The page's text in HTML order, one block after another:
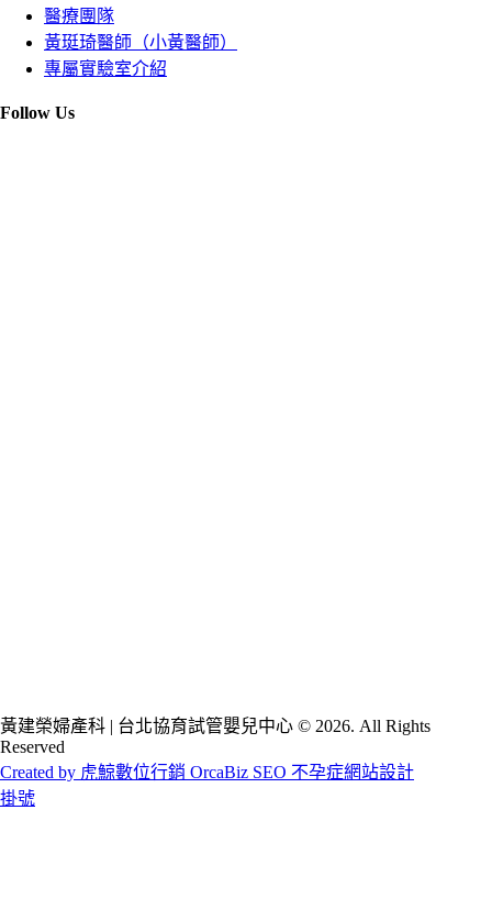
醫療團隊
黃珽琦醫師（小黃醫師）
專屬實驗室介紹
Follow Us
黃建榮婦產科 | 台北協育試管嬰兒中心 © 2026. All Rights
Reserved
Created by 虎鯨數位行銷 OrcaBiz SEO 不孕症網站設計
掛號